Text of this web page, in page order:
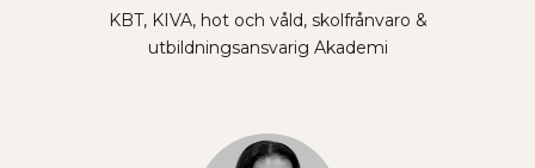
KBT, KIVA, hot och våld, skolfrånvaro &
utbildningsansvarig Akademi